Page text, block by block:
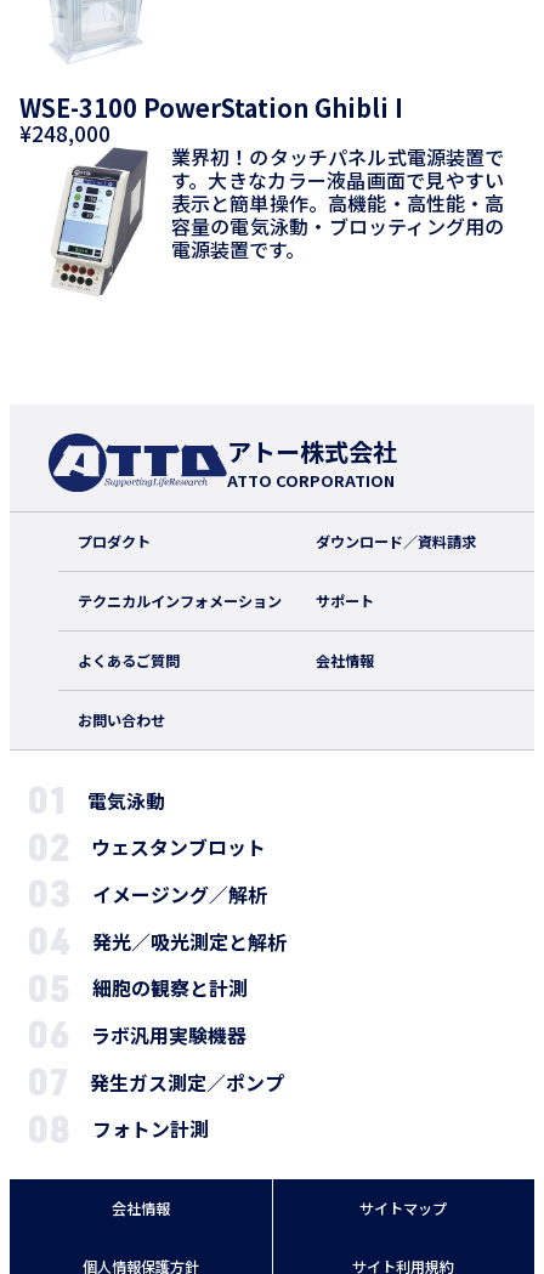
WSE-3100 PowerStation Ghibli I
¥248,000
業界初！のタッチパネル式電源装置で
す。大きなカラー液晶画面で見やすい
表示と簡単操作。高機能・高性能・高
容量の電気泳動・ブロッティング用の
電源装置です。
アトー株式会社
ATTO CORPORATION
プロダクト ダウンロード／資料請求
テクニカルインフォメーション サポート
よくあるご質問 会社情報
お問い合わせ
電気泳動
ウェスタンブロット
イメージング／解析
発光／吸光測定と解析
細胞の観察と計測
ラボ汎用実験機器
発生ガス測定／ポンプ
フォトン計測
会社情報 サイトマップ
個人情報保護方針 サイト利用規約